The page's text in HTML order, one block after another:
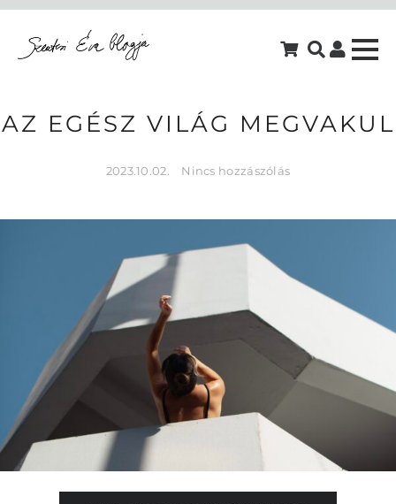
AZ EGÉSZ VILÁG MEGVAKUL
2023.10.02. Nincs hozzászólás